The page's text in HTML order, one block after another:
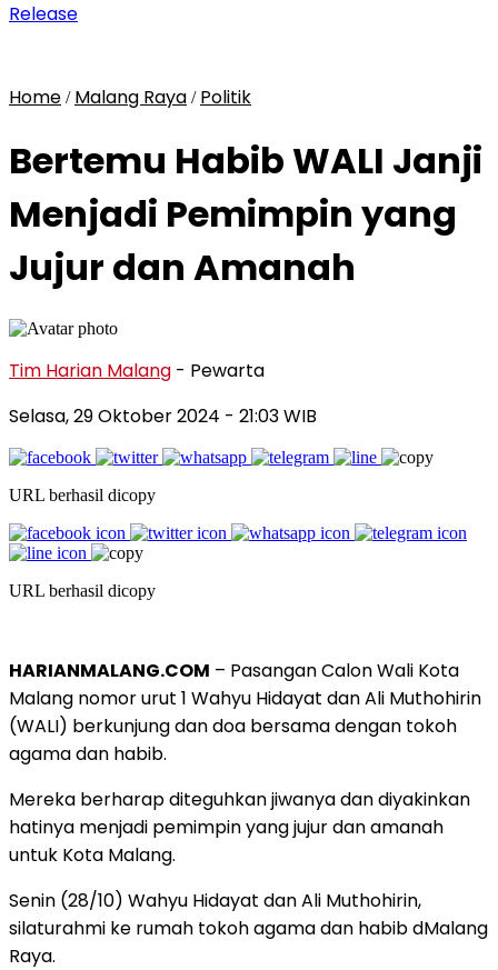
Release
Home / Malang Raya / Politik
Bertemu Habib WALI Janji
Menjadi Pemimpin yang
Jujur dan Amanah
Tim Harian Malang - Pewarta
Selasa, 29 Oktober 2024 - 21:03 WIB
URL berhasil dicopy
URL berhasil dicopy
HARIANMALANG.COM – Pasangan Calon Wali Kota
Malang nomor urut 1 Wahyu Hidayat dan Ali Muthohirin
(WALI) berkunjung dan doa bersama dengan tokoh
agama dan habib.
Mereka berharap diteguhkan jiwanya dan diyakinkan
hatinya menjadi pemimpin yang jujur dan amanah
untuk Kota Malang.
Senin (28/10) Wahyu Hidayat dan Ali Muthohirin,
silaturahmi ke rumah tokoh agama dan habib dMalang
Raya.